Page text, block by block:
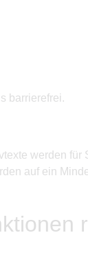
barrierefrei.
werden
auf ein